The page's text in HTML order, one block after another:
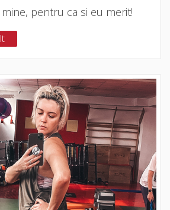
pentru ca si eu merit!